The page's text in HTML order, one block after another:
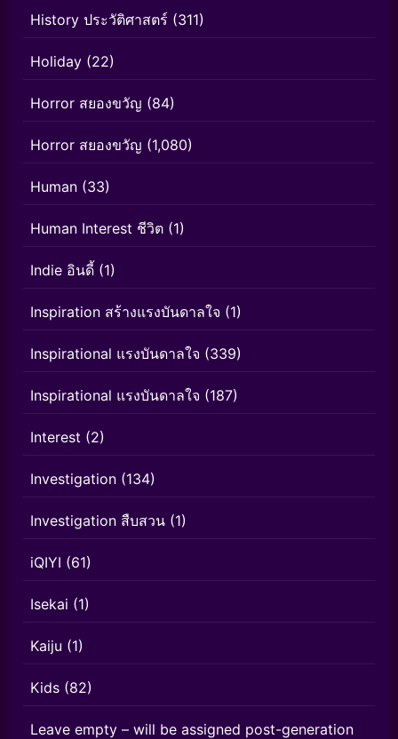
History ประวัติศาสตร์ (311)
Holiday (22)
Horror สยองขวัญ (84)
Horror สยองขวัญ (1,080)
Human (33)
Human Interest ชีวิต (1)
Indie อินดี้ (1)
Inspiration สร้างแรงบันดาลใจ (1)
Inspirational แรงบันดาลใจ (339)
Inspirational แรงบันดาลใจ (187)
Interest (2)
Investigation (134)
Investigation สืบสวน (1)
iQIYI (61)
Isekai (1)
Kaiju (1)
Kids (82)
Leave empty – will be assigned post-generation